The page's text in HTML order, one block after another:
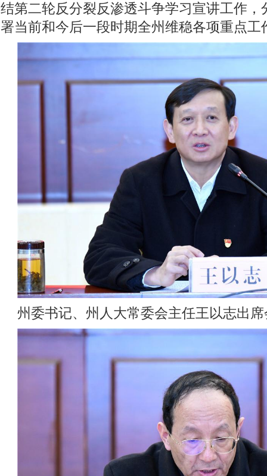
结第二轮反分裂反渗透斗争学习宣讲工作，
署当前和今后一段时期全州维稳各项重点工
州委书记、州人大常委会主任王以志出